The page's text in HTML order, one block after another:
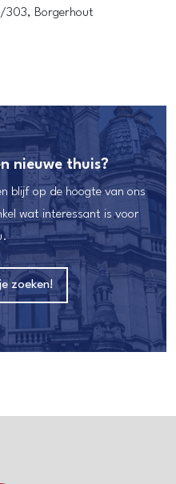
303, Borgerhout
nieuwe thuis?
blijf op de hoogte van ons
wat interessant is voor
zoeken!